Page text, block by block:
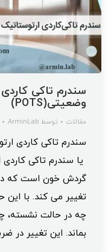
سندرم تاکی
وضعیتی(POTS)
مقالات توسط ArminLab
یا سندرم تاکی
گردش خون است که
تغییر می کند. با این
چه در حالت نشسته،
بماند. این تغییر در